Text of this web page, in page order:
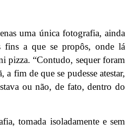
uma única fotografia, ainda
fins a que se propôs, onde lá
pizza. “Contudo, sequer foram
a fim de que se pudesse atestar,
ou não, de fato, dentro do
tomada isoladamente e sem